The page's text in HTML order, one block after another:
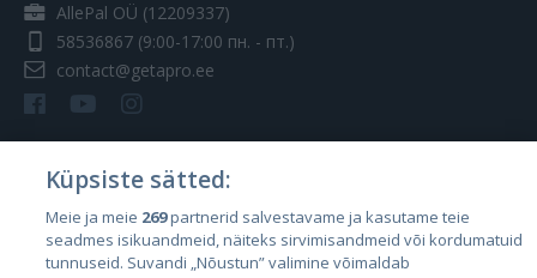
AllePal OÜ (12209337)
58536867 (9:00-17:00 пн. - пт.)
contact@getapro.ee
Страны
Эстония
Küpsiste sätted:
Meie ja meie 269partnerid salvestavame ja kasutame teie
seadmes isikuandmeid, näiteks sirvimisandmeid või kordumatuid
tunnuseid. Suvandi „Nõustun” valimine võimaldab